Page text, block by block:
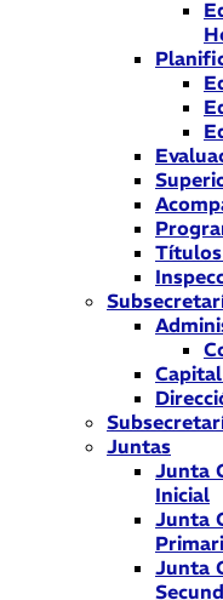
Juntas
Junta
Inicial
Junta
Junta